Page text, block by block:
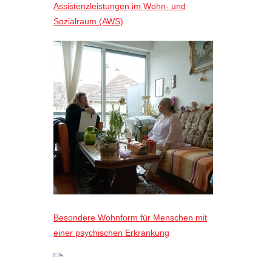
Assistenzleistungen im Wohn- und
Sozialraum (AWS)
Besondere Wohnform für Menschen mit
einer psychischen Erkrankung